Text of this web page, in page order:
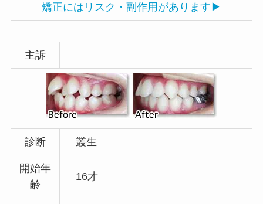
矯正にはリスク・副作用があります▶
主訴
診断 叢生
開始年
齢
16才